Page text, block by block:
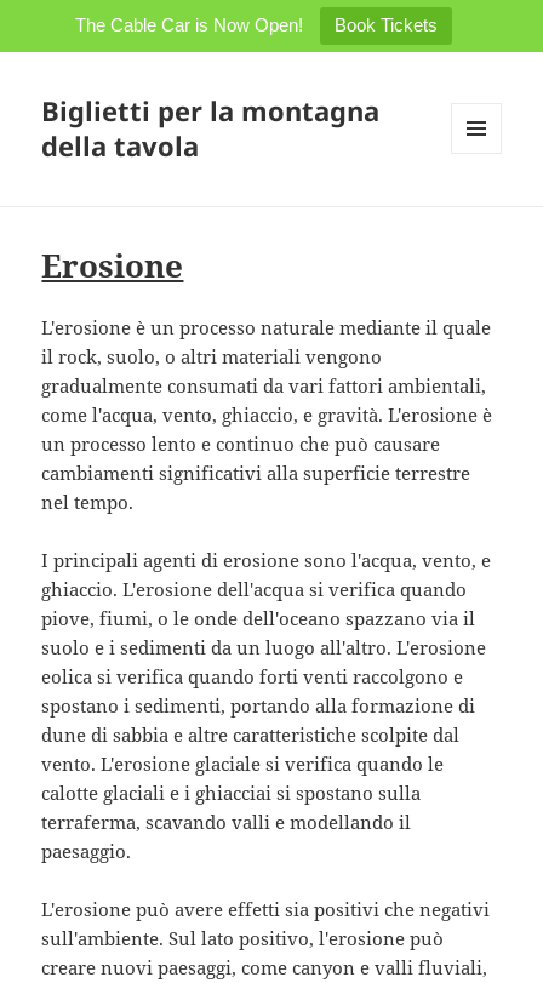
The Cable Car is Now Open! Book Tickets
Biglietti per la montagna
della tavola
Erosione
L'erosione è un processo naturale mediante il quale
il rock, suolo, o altri materiali vengono
gradualmente consumati da vari fattori ambientali,
come l'acqua, vento, ghiaccio, e gravità. L'erosione è
un processo lento e continuo che può causare
cambiamenti significativi alla superficie terrestre
nel tempo.
I principali agenti di erosione sono l'acqua, vento, e
ghiaccio. L'erosione dell'acqua si verifica quando
piove, fiumi, o le onde dell'oceano spazzano via il
suolo e i sedimenti da un luogo all'altro. L'erosione
eolica si verifica quando forti venti raccolgono e
spostano i sedimenti, portando alla formazione di
dune di sabbia e altre caratteristiche scolpite dal
vento. L'erosione glaciale si verifica quando le
calotte glaciali e i ghiacciai si spostano sulla
terraferma, scavando valli e modellando il
paesaggio.
L'erosione può avere effetti sia positivi che negativi
sull'ambiente. Sul lato positivo, l'erosione può
creare nuovi paesaggi, come canyon e valli fluviali,